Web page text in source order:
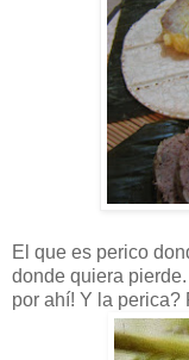
El que es perico
donde quiera
por ahí! Y la perica?